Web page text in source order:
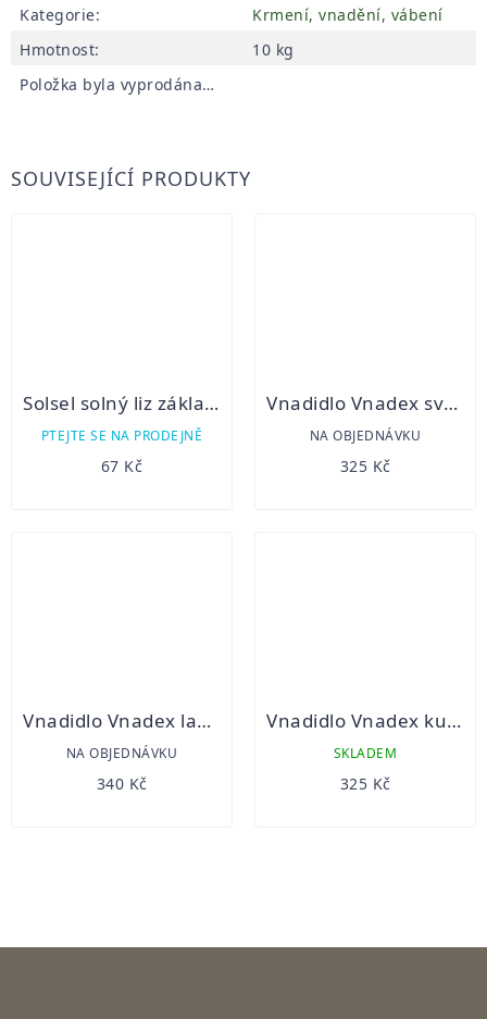
Kategorie:
Krmení, vnadění, vábení
Hmotnost:
10 kg
Položka byla vyprodána…
SOUVISEJÍCÍ PRODUKTY
Solsel solný liz základní 5kg
PTEJTE SE NA PRODEJNĚ
67 Kč
Vnadidlo Vnadex svěží jablko 1kg
NA OBJEDNÁVKU
325 Kč
Vnadidlo Vnadex lanýž 1kg
NA OBJEDNÁVKU
340 Kč
Vnadidlo Vnadex kukuřice 1kg
SKLADEM
325 Kč